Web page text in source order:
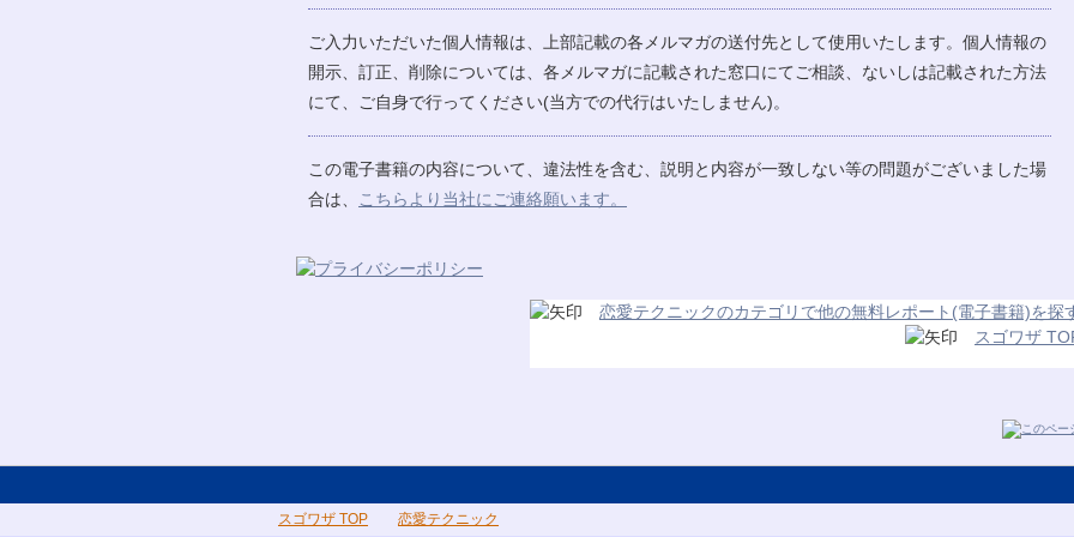
ご入力いただいた個人情報は、上部記載の各メルマガの送付先として使用いたします。個人情報の
開示、訂正、削除については、各メルマガに記載された窓口にてご相談、ないしは記載された方法
にて、ご自身で行ってください(当方での代行はいたしません)。
この電子書籍の内容について、違法性を含む、説明と内容が一致しない等の問題がございました場
合は、
こちらより当社にご連絡願います。
恋愛テクニックのカテゴリで他の無料レポート(電子書籍)を探
スゴワザ
スゴワザ TOP 恋愛テクニック